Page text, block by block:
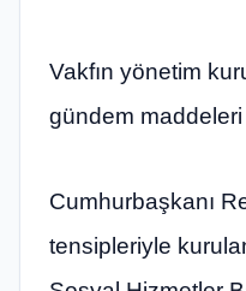
Vakfın yönetim
gündem maddeleri
Cumhurbaşkanı
tensipleriyle